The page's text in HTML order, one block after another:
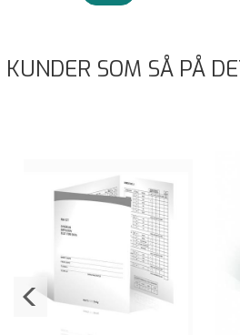
KUNDER SOM SÅ PÅ